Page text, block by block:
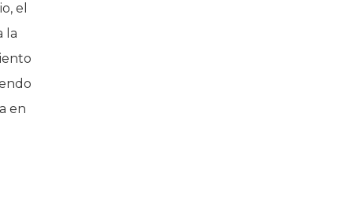
el
la
en